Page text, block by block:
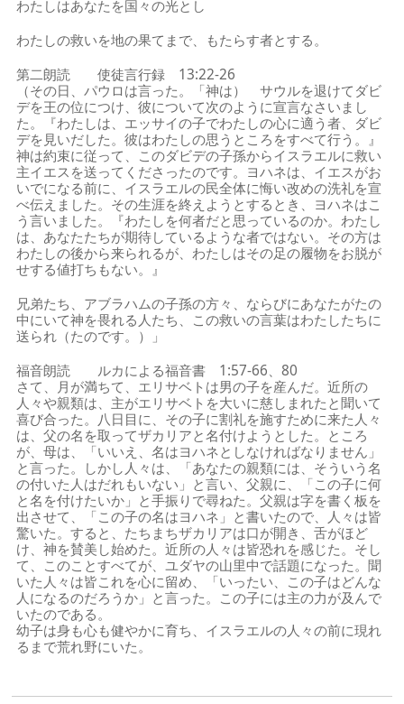
わたしはあなたを国々の光とし
わたしの救いを地の果てまで、もたらす者とする。
第二朗読 使徒言行録 13:22-26
（その日、パウロは言った。「神は） サウルを退けてダビ
デを王の位につけ、彼について次のように宣言なさいまし
た。『わたしは、エッサイの子でわたしの心に適う者、ダビ
デを見いだした。彼はわたしの思うところをすべて行う。』
神は約束に従って、このダビデの子孫からイスラエルに救い
主イエスを送ってくださったのです。ヨハネは、イエスがお
いでになる前に、イスラエルの民全体に悔い改めの洗礼を宣
べ伝えました。その生涯を終えようとするとき、ヨハネはこ
う言いました。『わたしを何者だと思っているのか。わたし
は、あなたたちが期待しているような者ではない。その方は
わたしの後から来られるが、わたしはその足の履物をお脱が
せする値打ちもない。』
兄弟たち、アブラハムの子孫の方々、ならびにあなたがたの
中にいて神を畏れる人たち、この救いの言葉はわたしたちに
送られ（たのです。）」
福音朗読 ルカによる福音書 1:57-66、80
さて、月が満ちて、エリサベトは男の子を産んだ。近所の
人々や親類は、主がエリサベトを大いに慈しまれたと聞いて
喜び合った。八日目に、その子に割礼を施すために来た人々
は、父の名を取ってザカリアと名付けようとした。ところ
が、母は、「いいえ、名はヨハネとしなければなりません」
と言った。しかし人々は、「あなたの親類には、そういう名
の付いた人はだれもいない」と言い、父親に、「この子に何
と名を付けたいか」と手振りで尋ねた。父親は字を書く板を
出させて、「この子の名はヨハネ」と書いたので、人々は皆
驚いた。すると、たちまちザカリアは口が開き、舌がほど
け、神を賛美し始めた。近所の人々は皆恐れを感じた。そし
て、このことすべてが、ユダヤの山里中で話題になった。聞
いた人々は皆これを心に留め、「いったい、この子はどんな
人になるのだろうか」と言った。この子には主の力が及んで
いたのである。
幼子は身も心も健やかに育ち、イスラエルの人々の前に現れ
るまで荒れ野にいた。